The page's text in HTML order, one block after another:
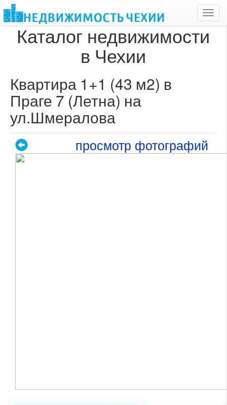
Каталог недвижимости
в Чехии
Квартира 1+1 (43 м2) в
Праге 7 (Летна) на
ул.Шмералова
просмотр фотографий